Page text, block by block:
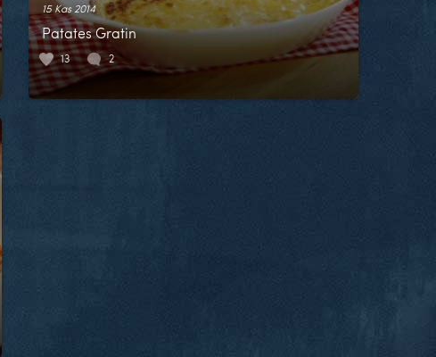
15 Kas 2014
Patates Gratin
13 2